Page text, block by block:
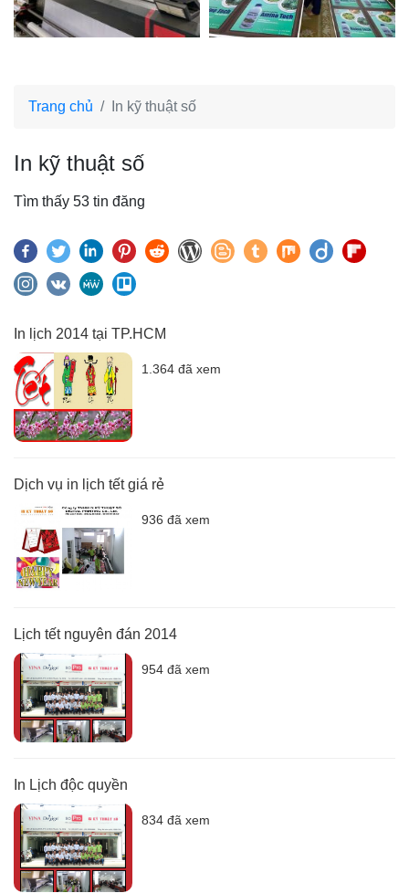
Trang chủ In kỹ thuật số
In kỹ thuật số
Tìm thấy 53 tin đăng
In lịch 2014 tại TP.HCM
1.364 đã xem
Dịch vụ in lịch tết giá rẻ
936 đã xem
Lịch tết nguyên đán 2014
954 đã xem
In Lịch độc quyền
834 đã xem